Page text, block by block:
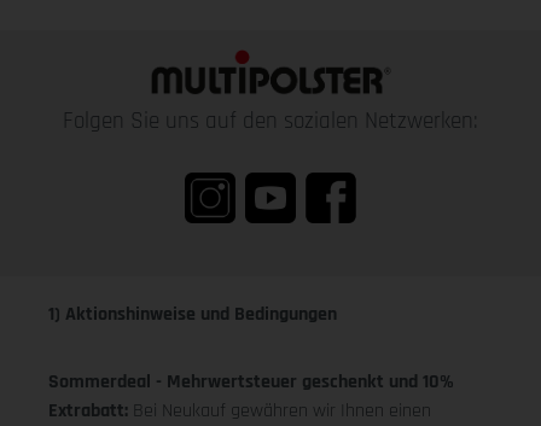
Folgen Sie uns auf den sozialen Netzwerken:
1) Aktionshinweise und Bedingungen
Sommerdeal - Mehrwertsteuer geschenkt und 10%
Extrabatt: Bei Neukauf gewähren wir Ihnen einen